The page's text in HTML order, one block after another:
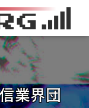
業界団